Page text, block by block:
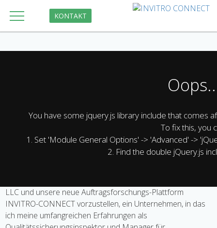
KONTAKT
You have some jquery.js library include that comes
To fix this, you
1. Set 'Module General Options' -> 'Advanced' ->
2. Find the double jQuery.js
Auf einen Blick: Die ITLS und
INVITRO-CONNECT
LLC und unsere neue Auftragsforschungs-Plattform
INVITRO-CONNECT vorzustellen, ein Unternehmen, in das
ich meine umfangreichen Erfahrungen als